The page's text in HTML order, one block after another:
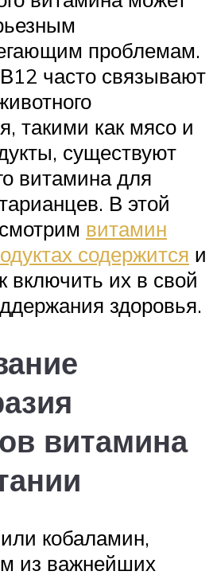
проблемам.
часто связывают
такими как мясо и
существуют
витамина для
В этой
витамин
содержится и
включить их в свой
здоровья.
витамина
кобаламин,
из важнейших